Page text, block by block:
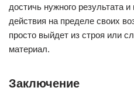
достичь нужного результата
действия на пределе своих
просто выйдет из строя или
материал.
Заключение